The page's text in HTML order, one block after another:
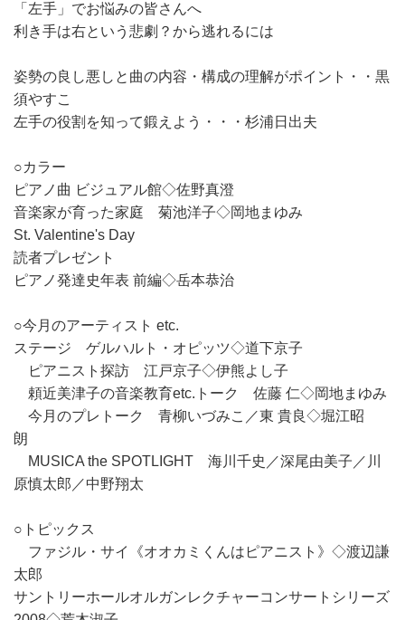
「左手」でお悩みの皆さんへ
利き手は右という悲劇？から逃れるには
姿勢の良し悪しと曲の内容・構成の理解がポイント・・黒
須やすこ
左手の役割を知って鍛えよう・・・杉浦日出夫
○カラー
ピアノ曲 ビジュアル館◇佐野真澄
音楽家が育った家庭 菊池洋子◇岡地まゆみ
St. Valentine's Day
読者プレゼント
ピアノ発達史年表 前編◇岳本恭治
○今月のアーティスト etc.
ステージ ゲルハルト・オピッツ◇道下京子
ピアニスト探訪 江戸京子◇伊熊よし子
頼近美津子の音楽教育etc.トーク 佐藤 仁◇岡地まゆみ
今月のプレトーク 青柳いづみこ／東 貴良◇堀江昭
朗
MUSICA the SPOTLIGHT 海川千史／深尾由美子／川
原慎太郎／中野翔太
○トピックス
ファジル・サイ《オオカミくんはピアニスト》◇渡辺謙
太郎
サントリーホールオルガンレクチャーコンサートシリーズ